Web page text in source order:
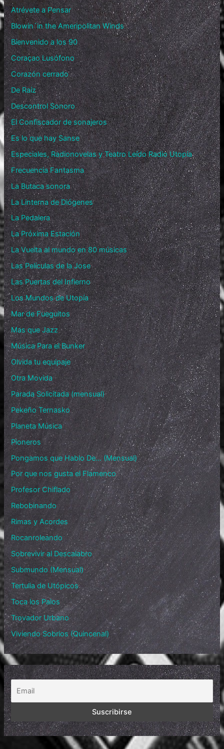
Atrévete a Pensar
Blowin´in the Ameripolitan Winds
Bienvenido a los 90
Coraçao Lusófono
Corazón cerrado
De Raíz
Descontrol Sonoro
El Confiscador de sonajeros
Es lo que hay Sanse
Especiales, Radionovelas y Teatro Leído Radio Utopía
Frecuencia Fantasma
La Butaca sonora
La Linterna de Diógenes
La Pedalera
La Próxima Estación
La Vuelta al mundo en 80 músicas
Las Películas de la Jose
Las Puertas del Infierno
Los Mundos de Utopía
Mar de Fueguitos
Mas que Jazz
Música Para el Bunker
Olvida tu equipaje
Otra Movida
Parada Solicitada (mensual)
Pekeño Ternasko
Planeta Música
Pioneros
Pongamos que Hablo De… (Mensual)
Por que nos gusta el Flamenco
Profesor Chiflado
Rebobinando
Rimas y Acordes
Rocanroleando
Sobrevivir al Descalabro
Submundo (Mensual)
Tertulia de Utópicos
Toca los Palos
Trovador Urbano
Viviendo Sobrios (Quincenal)